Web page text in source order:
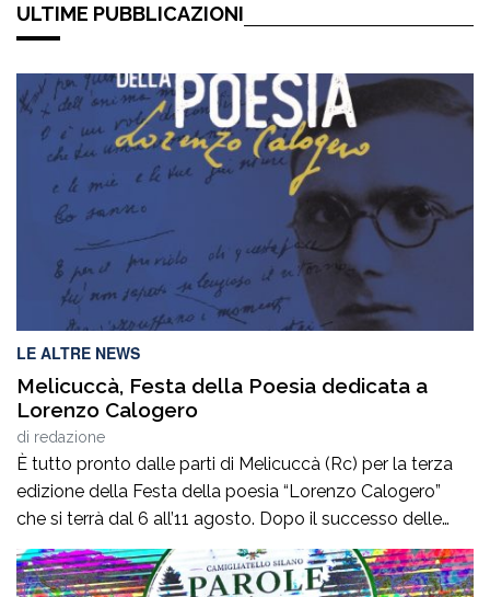
ULTIME PUBBLICAZIONI
LE ALTRE NEWS
Melicuccà, Festa della Poesia dedicata a
Lorenzo Calogero
di redazione
È tutto pronto dalle parti di Melicuccà (Rc) per la terza
edizione della Festa della poesia “Lorenzo Calogero”
che si terrà dal 6 all’11 agosto. Dopo il successo delle
prime due edizioni, nel 2024 e nel 2025, che hanno
portato nell’entroterra calabrese autorevoli protagonisti